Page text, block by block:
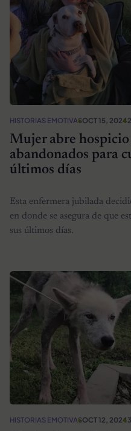
HISTORIAS EMOTIVASOCT 15, 2024
Mujer abre
abandonados para
últimos días
Esta enfermera jubilada
en donde se asegura de que
sus últimos días.
HISTORIAS EMOTIVASOCT 12, 2024